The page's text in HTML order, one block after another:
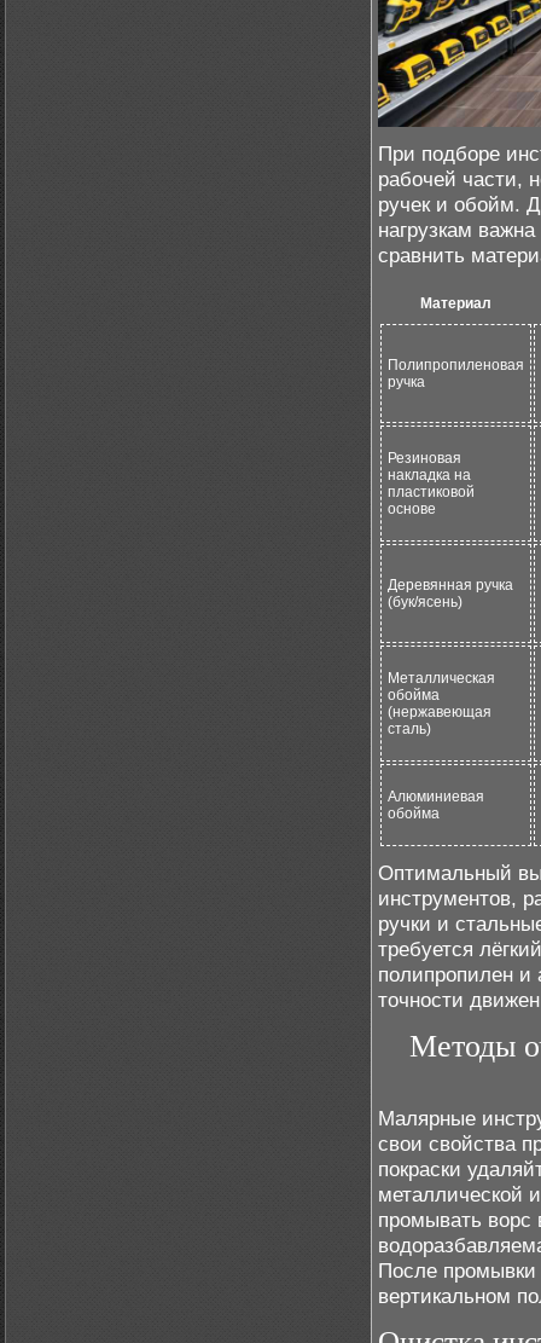
При подборе
рабочей части,
ручек и обойм.
нагрузкам
сравнить
Материал
Полипропиленовая
ручка
Резиновая
накладка на
пластиковой
основе
Деревянная ручка
(бук/ясень)
Металлическая
обойма
(нержавеющая
сталь)
Алюминиевая
обойма
Оптимальный
инструментов,
ручки и
требуется
полипропилен и
точности
Методы
Малярные
свои свойства
покраски
металлической
промывать ворс
После промывки
вертикальном